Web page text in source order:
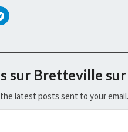
sur Bretteville
latest posts sent to your email.